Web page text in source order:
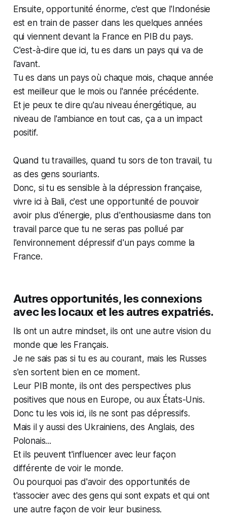
Ensuite, opportunité énorme, c'est que l'Indonésie
est en train de passer dans les quelques années
qui viennent devant la France en PIB du pays.
C'est-à-dire que ici, tu es dans un pays qui va de
l'avant.
Tu es dans un pays où chaque mois, chaque année
est meilleur que le mois ou l'année précédente.
Et je peux te dire qu'au niveau énergétique, au
niveau de l'ambiance en tout cas, ça a un impact
positif.
Quand tu travailles, quand tu sors de ton travail, tu
as des gens souriants.
Donc, si tu es sensible à la dépression française,
vivre ici à Bali, c'est une opportunité de pouvoir
avoir plus d'énergie, plus d'enthousiasme dans ton
travail parce que tu ne seras pas pollué par
l'environnement dépressif d'un pays comme la
France.
Autres opportunités, les connexions
avec les locaux et les autres expatriés.
Ils ont un autre mindset, ils ont une autre vision du
monde que les Français.
Je ne sais pas si tu es au courant, mais les Russes
s'en sortent bien en ce moment.
Leur PIB monte, ils ont des perspectives plus
positives que nous en Europe, ou aux États-Unis.
Donc tu les vois ici, ils ne sont pas dépressifs.
Mais il y aussi des Ukrainiens, des Anglais, des
Polonais...
Et ils peuvent t'influencer avec leur façon
différente de voir le monde.
Ou pourquoi pas d'avoir des opportunités de
t'associer avec des gens qui sont expats et qui ont
une autre façon de voir leur business.